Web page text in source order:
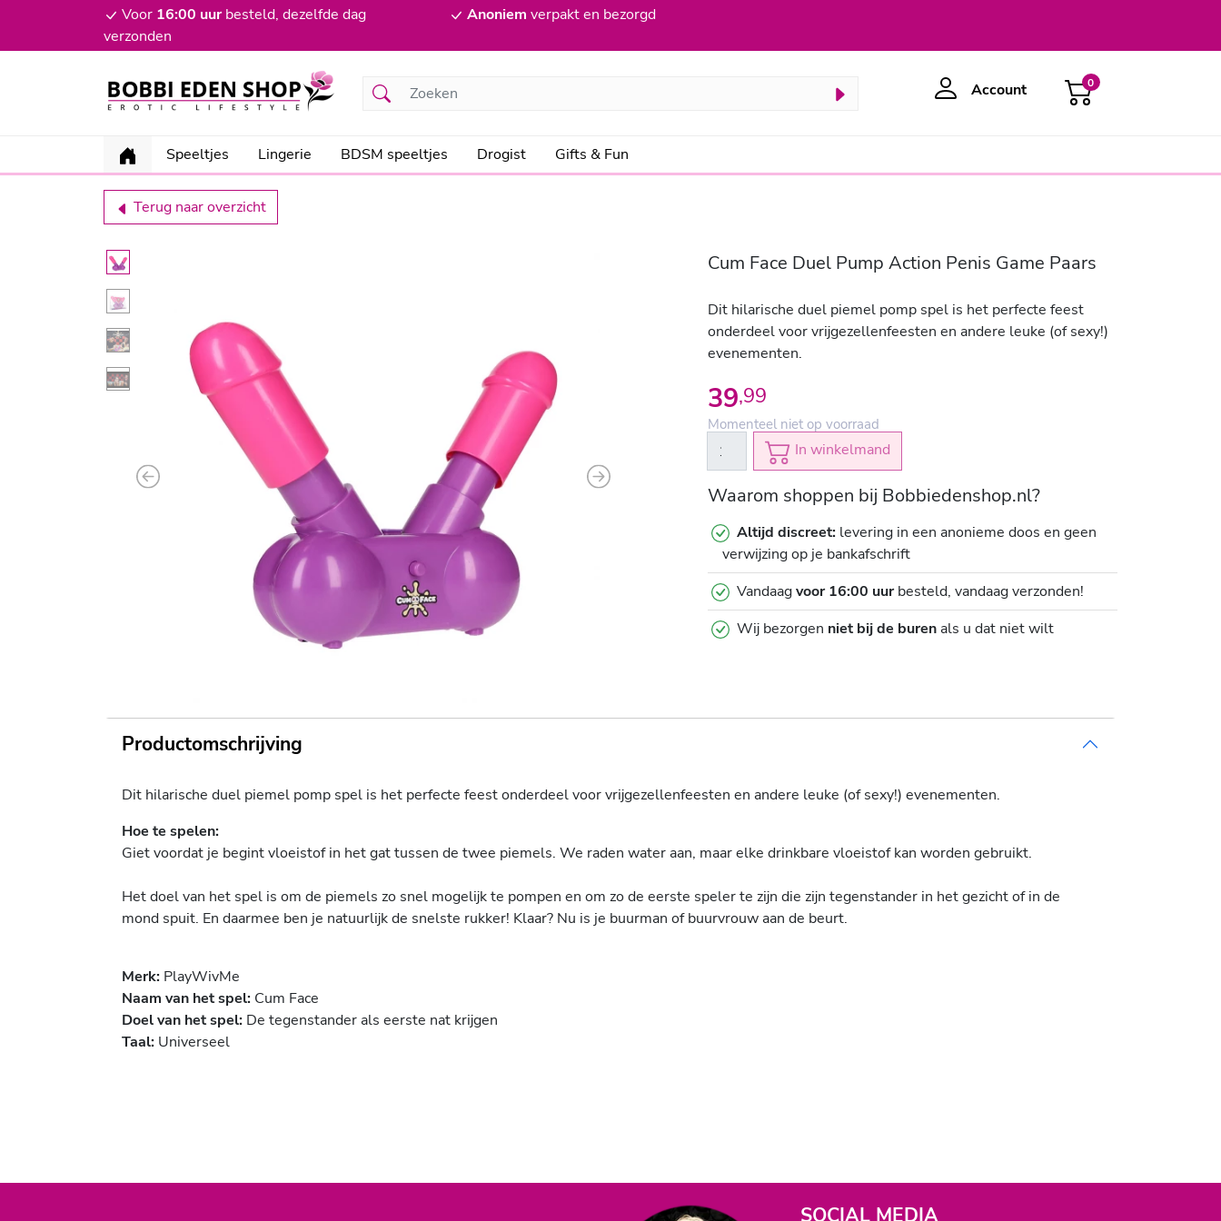
Voor 16:00 uurbesteld, dezelfde dag
verzonden
Anoniem verpakt en bezorgd
Account 0
Speeltjes Lingerie BDSM speeltjes Drogist Gifts & Fun
Terug naar overzicht
Previous Next
Cum Face Duel Pump Action Penis Game Paars
Dit hilarische duel piemel pomp spel is het perfecte feest
onderdeel voor vrijgezellenfeesten en andere leuke (of sexy!)
evenementen.
39,99
Momenteel niet op voorraad
In winkelmand
Waarom shoppen bij Bobbiedenshop.nl?
Altijd discreet: levering in een anonieme doos en geen
verwijzing op je bankafschrift
Vandaagvoor 16:00 uurbesteld, vandaag verzonden!
Wij bezorgen niet bij de burenals u dat niet wilt
Productomschrijving
Dit hilarische duel piemel pomp spel is het perfecte feest onderdeel voor vrijgezellenfeesten en andere leuke (of sexy!) evenementen.
Hoe te spelen:
Giet voordat je begint vloeistof in het gat tussen de twee piemels. We raden water aan, maar elke drinkbare vloeistof kan worden gebruikt.
Het doel van het spel is om de piemels zo snel mogelijk te pompen en om zo de eerste speler te zijn die zijn tegenstander in het gezicht of in de
mond spuit. En daarmee ben je natuurlijk de snelste rukker! Klaar? Nu is je buurman of buurvrouw aan de beurt.
Merk: PlayWivMe
Naam van het spel: Cum Face
Doel van het spel: De tegenstander als eerste nat krijgen
Taal: Universeel
SOCIAL MEDIA